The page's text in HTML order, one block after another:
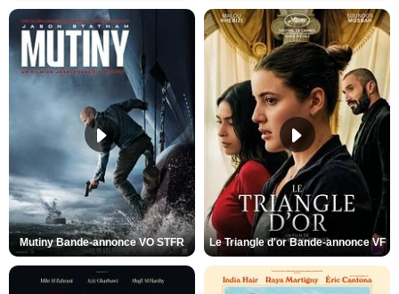
Mutiny Bande-annonce VO STFR Le Triangle d'or Bande-annonce VF